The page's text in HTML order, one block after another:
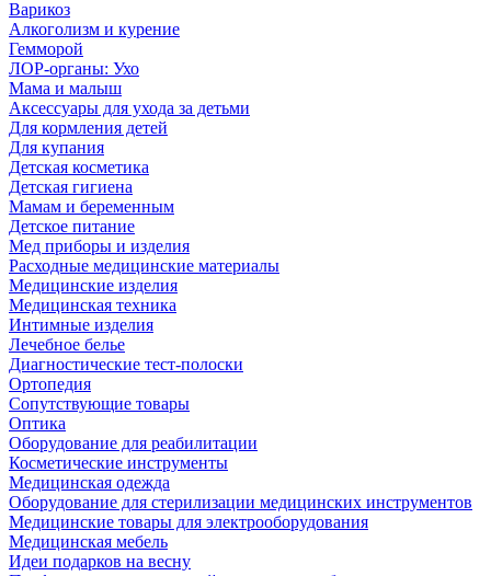
Варикоз
Алкоголизм и курение
Гемморой
ЛОР-органы: Ухо
Мама и малыш
Аксессуары для ухода за детьми
Для кормления детей
Для купания
Детская косметика
Детская гигиена
Мамам и беременным
Детское питание
Мед приборы и изделия
Расходные медицинские материалы
Медицинские изделия
Медицинская техника
Интимные изделия
Лечебное белье
Диагностические тест-полоски
Ортопедия
Сопутствующие товары
Оптика
Оборудование для реабилитации
Косметические инструменты
Медицинская одежда
Оборудование для стерилизации медицинских инструментов
Медицинские товары для электрооборудования
Медицинская мебель
Идеи подарков на весну